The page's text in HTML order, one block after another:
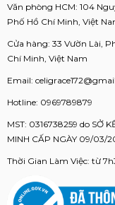
Văn phòng HCM: 104
Phố Hồ Chí Minh, Việt
Cửa hàng: 33 Vườn Lài,
Chí Minh, Việt Nam
Email:
Hotline: 0969789879
MST: 0316738259 do SỞ
MINH CẤP NGÀY 09/03/
Thời Gian Làm Việc: từ